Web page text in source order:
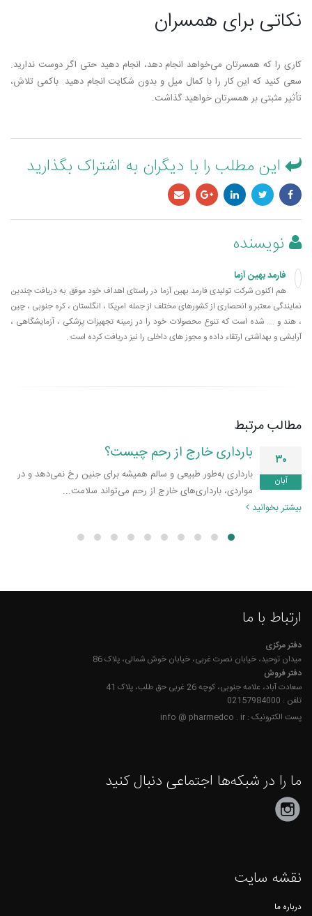
نکاتی برای همسران
کاری را که همسرتان می‌خواهد انجام دهد، انجام دهید حتی اگر دوست ندارید.
سعی کنید که این کار را با کمال میل و بدون شکایت انجام دهید. باکمی تلاش،
تأثیر مثبتی بر همسرتان خواهید گذاشت.
این مطلب را با دیگران به اشتراک بگذارید
نویسنده
فارمد بهین آزما
هم اکنون شرکت تولیدی فارمد بهین آزما در راستای اهداف خود موفق به دریافت چندین
نمایندگی معتبر و انحصاری از کشورهای مختلف از جمله امریکا ، انگلستان ، کره جنوبی ، چین
، هند و …. شده است که تنوع محصولات خود را در زمینه تجهیزات پزشکی ، آزمایشگاهی ،
آرایشی و بهداشتی ارتقاء داده و مجوز های داخلی را نیز دریافت کرده است .
مطالب مرتبط
خارج از رحم چیست؟
طبیعی و سالم همیشه برای جنین رخ نمی‌دهد و در
خارج از رحم می‌تواند سلامت...
ارتباط با ما
دفتر مرکزی
میدان توحید، خیابان نصرت غربی، خیابان خوش شمالی، پلاک 86
دفتر فروش
سعادت آباد، علامه جنوبی، کوچه 26 غربی حق طلب، پلاک 41
تلفن : 02157984000
پست الکترونیک : info @ pharmedco . ir
ما را در شبکه‌ها اجتماعی دنبال کنید
نقشه سایت
درباره ما